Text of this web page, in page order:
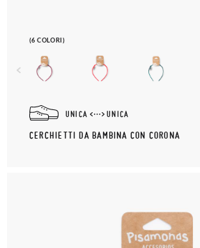
(6 COLORI)
UNICA UNICA
CERCHIETTI DA BAMBINA CON CORONA